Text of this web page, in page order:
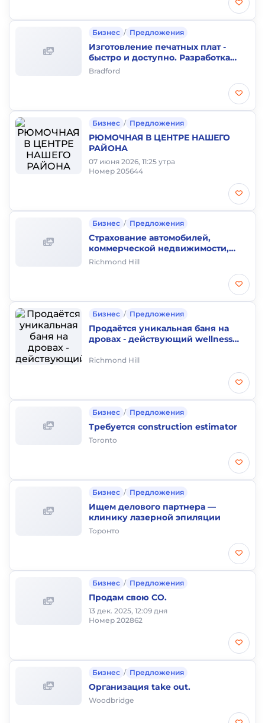
Бизнес / Предложения
Изготовление печатных плат -
быстро и доступно. Разработка
элетроники, автоматики,
Bradford
Бизнес / Предложения
РЮМОЧНАЯ В ЦЕНТРЕ НАШЕГО
РАЙОНА
07 июня 2026, 11:25 утра
Номер 205644
Бизнес / Предложения
Страхование автомобилей,
коммерческой недвижимости,
имущества, гражданской
Richmond Hill
Бизнес / Предложения
Продаётся уникальная баня на
дровах - действующий wellness
Richmond Hill
Бизнес / Предложения
Требуется construction estimator
Toronto
Бизнес / Предложения
Ищем делового партнера —
клинику лазерной эпиляции
Торонто
Бизнес / Предложения
Продам свою СО.
13 дек. 2025, 12:09 дня
Номер 202862
Бизнес / Предложения
Организация take out.
Woodbridge